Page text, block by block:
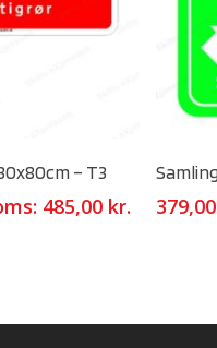
– T3
485,00 kr. 379,00